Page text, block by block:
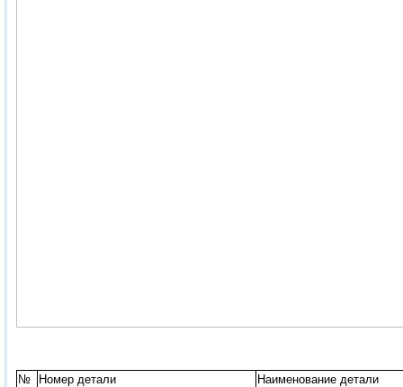
№ Номер детали
Наименование детали